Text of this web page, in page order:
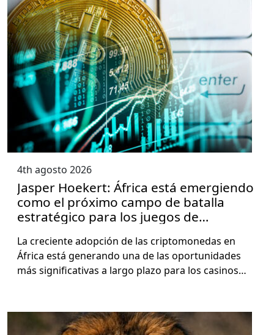
4th agosto 2026
Jasper Hoekert: África está emergiendo
como el próximo campo de batalla
estratégico para los juegos de
adopción de stablecoins se acelera
La cre­ciente adop­ción de las crip­tomonedas en
África está generan­do una de las opor­tu­nidades
más sig­ni­fica­ti­vas a largo pla­zo para los casi­nos…